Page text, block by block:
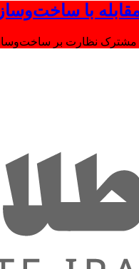
با
نظارت بر